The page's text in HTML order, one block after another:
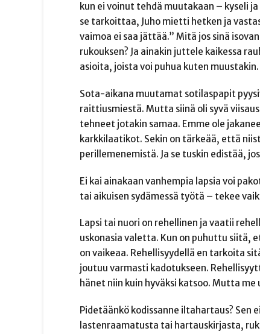
kun ei voinut tehdä muutakaan – kyseli
se tarkoittaa, Juho mietti hetken ja
vaimoa ei saa jättää.” Mitä jos sinä
rukouksen? Ja ainakin juttele kaikessa
asioita, joista voi puhua kuten muustakin.
Sota-aikana muutamat sotilaspapit
raittiusmiestä. Mutta siinä oli syvä
tehneet jotakin samaa. Emme ole
karkkilaatikot. Sekin on tärkeää, että
perillemenemistä. Ja se tuskin edistää,
Ei kai ainakaan vanhempia lapsia voi
tai aikuisen sydämessä työtä – tekee
Lapsi tai nuori on rehellinen ja vaatii
uskonasia valetta. Kun on puhuttu siitä,
on vaikeaa. Rehellisyydellä en tarkoita
joutuu varmasti kadotukseen.
hänet niin kuin hyväksi katsoo. Mutta
Pidetäänkö kodissanne iltahartaus?
lastenraamatusta tai hartauskirjasta,